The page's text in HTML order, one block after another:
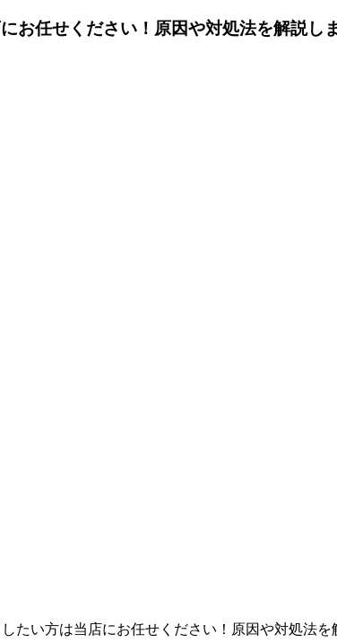
お任せください！原因や対処法を解説し
たい方は当店にお任せください！原因や対処法を